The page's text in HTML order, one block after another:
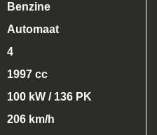
Benzine
Automaat
4
1997 cc
100 kW / 136 PK
206 km/h